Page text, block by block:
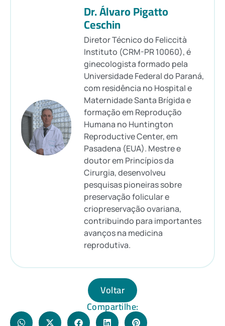
Dr. Álvaro Pigatto
Ceschin
Diretor Técnico do Feliccità
Instituto (CRM-PR 10060), é
ginecologista formado pela
Universidade Federal do Paraná,
com residência no Hospital e
Maternidade Santa Brígida e
formação em Reprodução
Humana no Huntington
Reproductive Center, em
Pasadena (EUA). Mestre e
doutor em Princípios da
Cirurgia, desenvolveu
pesquisas pioneiras sobre
preservação folicular e
criopreservação ovariana,
contribuindo para importantes
avanços na medicina
reprodutiva.
Voltar
Compartilhe: